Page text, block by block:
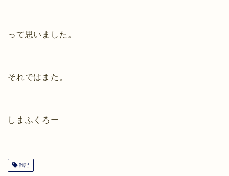
って思いました。
それではまた。
しまふくろー
雑記